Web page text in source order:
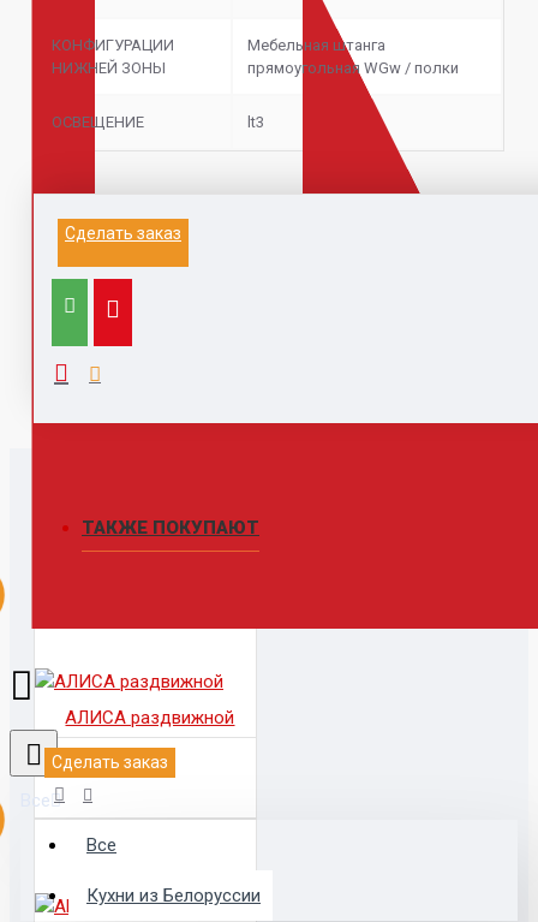
Все
Все
Кухни из Белоруссии
КОНФИГУРАЦИИ
НИЖНЕЙ ЗОНЫ
Мебельная штанга
прямоугольная WGw / полки
ОСВЕЩЕНИЕ lt3
Сделать заказ
Информация на данном сайте не является
Выезд к заказчику для замера и расчета, с
ТАКЖЕ ПОКУПАЮТ
АЛИСА раздвижной
Сделать заказ